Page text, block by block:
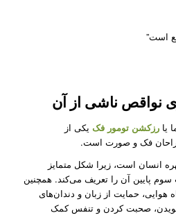
است”
نواقص ناشی از آن
یا رزکشن تومور فکیکی از
فک و صورت است.
انسان است، زیرا شکل متمایز
پایین آن را تعریف می‌کند. همچنین
حمایت از زبان و دندان‌های
جویدن، صحبت کردن و تنفس کمک